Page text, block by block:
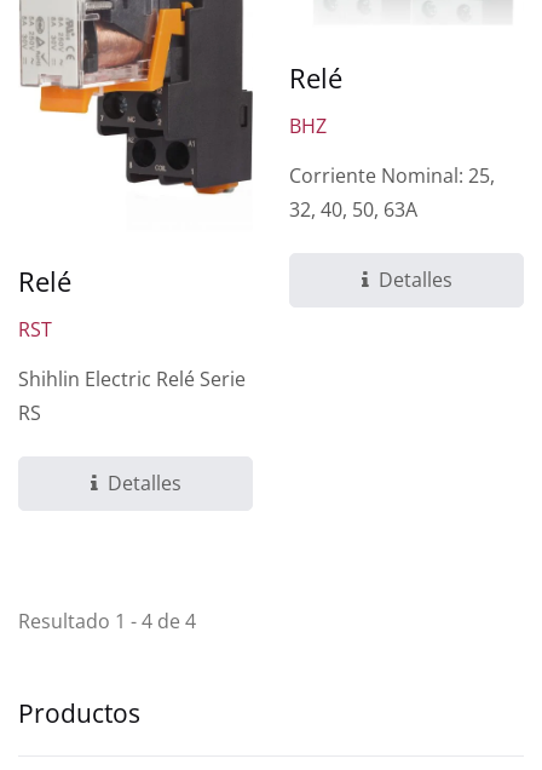
Relé
RST
Shihlin Electric Relé Serie
RS
Detalles
Relé
BHZ
Corriente Nominal: 25,
32, 40, 50, 63A
Detalles
Resultado 1 - 4 de 4
Productos